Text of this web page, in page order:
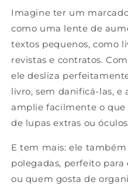
15cm
15cm
Imagine ter um
como uma lente de
textos pequenos, como
revistas e contratos.
ele desliza
livro, sem danificá-las,
amplie facilmente o
de lupas extras ou
E tem mais: ele
polegadas, perfeito para
ou quem gosta de